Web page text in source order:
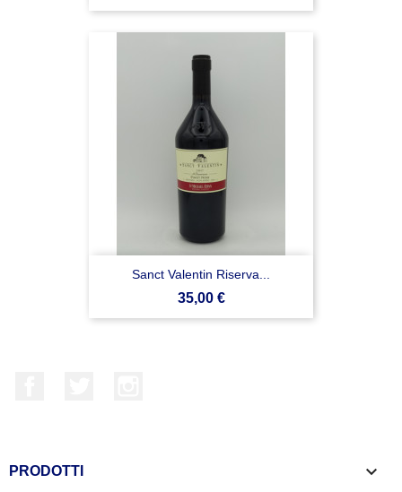
Sanct Valentin Riserva...
Prezzo
35,00 €
PRODOTTI 